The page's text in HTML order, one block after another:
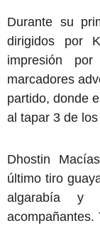
Durante su
dirigidos por
impresión
marcadores
partido, donde
al tapar 3 de
Dhostin
último tiro
algarabía y
acompañantes.